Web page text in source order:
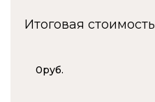
Итоговая стоимость
0руб.